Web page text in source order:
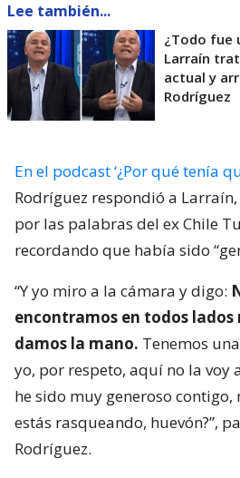
Lee también...
¿Todo fue
Larraín
actual y
Rodríguez
En el podcast ‘¿Por qué tenía
Rodríguez respondió a
por las palabras del ex Chile
recordando que había sido
“Y yo miro a la cámara y digo:
encontramos en todos lados
damos la mano. Tenemos
yo, por respeto, aquí no la voy
he sido muy generoso contigo,
estás rasqueando, huevón?”,
Rodríguez.